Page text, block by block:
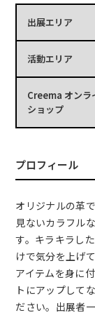
出展エリア
活動エリア
Creema オンラ
ショップ
プロフィール
オリジナルの革
見ないカラフル
す。キラキラし
けで気分を上げ
アイテムを身に
トにアップして
ださい。出展者